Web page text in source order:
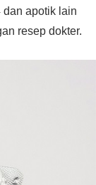
dan apotik lain
resep dokter.